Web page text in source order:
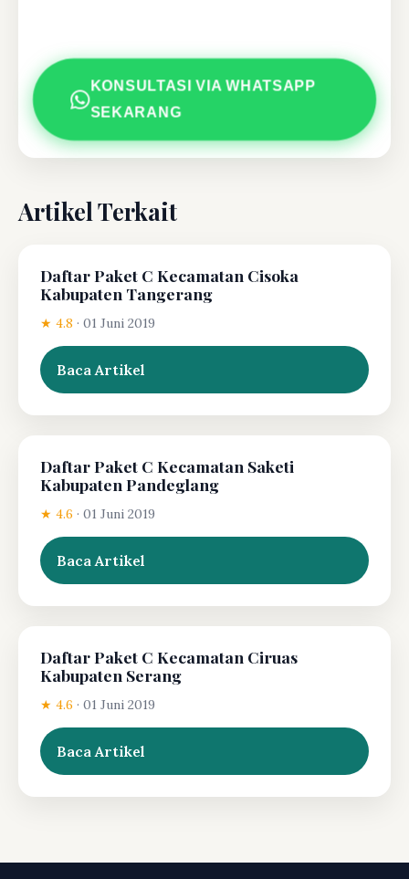
KONSULTASI VIA WHATSAPP
SEKARANG
Artikel Terkait
Daftar Paket C Kecamatan Cisoka
Kabupaten Tangerang
★ 4.8 · 01 Juni 2019
Baca Artikel
Daftar Paket C Kecamatan Saketi
Kabupaten Pandeglang
★ 4.6 · 01 Juni 2019
Baca Artikel
Daftar Paket C Kecamatan Ciruas
Kabupaten Serang
★ 4.6 · 01 Juni 2019
Baca Artikel